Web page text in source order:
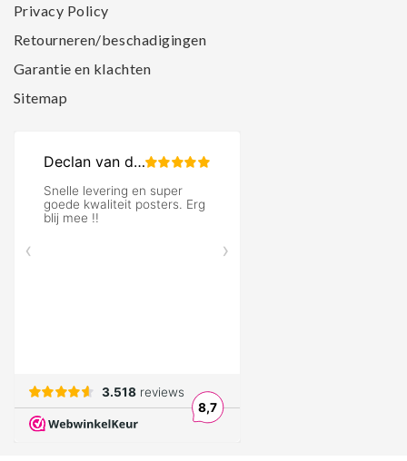
Privacy Policy
Retourneren/beschadigingen
Garantie en klachten
Sitemap